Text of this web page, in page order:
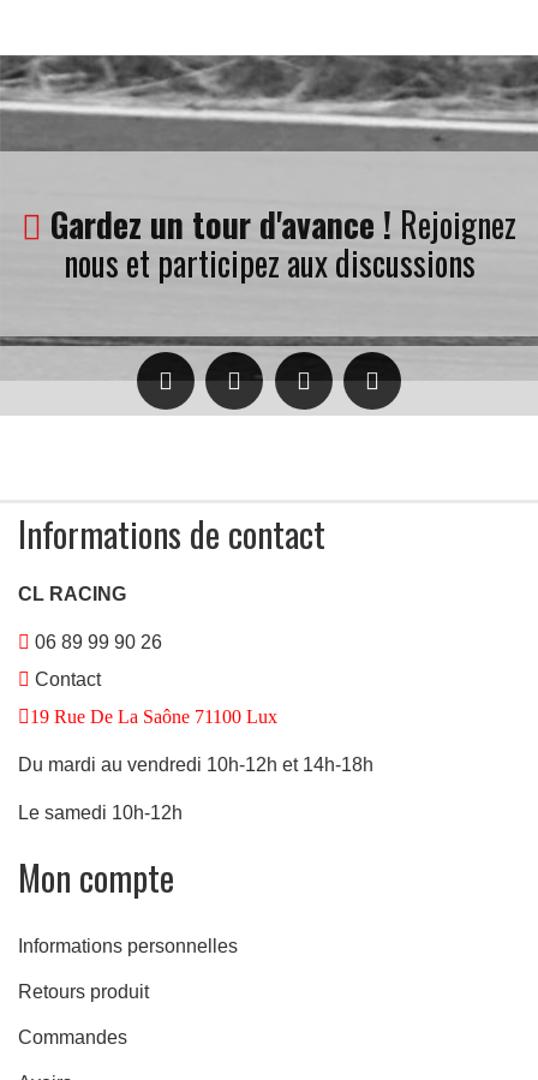
Gardez un tour d'avance ! Rejoignez
nous et participez aux discussions
Informations de contact
CL RACING
06 89 99 90 26
Contact
19 Rue De La Saône 71100 Lux
Du mardi au vendredi 10h-12h et 14h-18h
Le samedi 10h-12h
Mon compte
Informations personnelles
Retours produit
Commandes